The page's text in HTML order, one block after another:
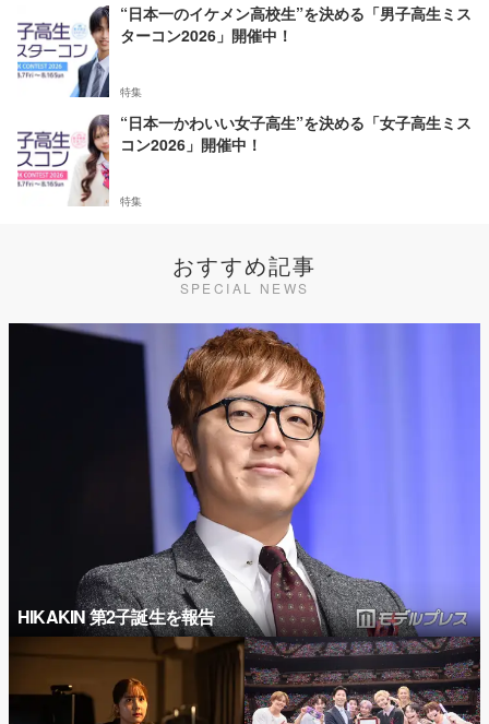
“日本一のイケメン高校生”を決める「男子高生ミス
ターコン2026」開催中！
特集
“日本一かわいい女子高生”を決める「女子高生ミス
コン2026」開催中！
特集
おすすめ記事
SPECIAL NEWS
HIKAKIN 第2子誕生を報告